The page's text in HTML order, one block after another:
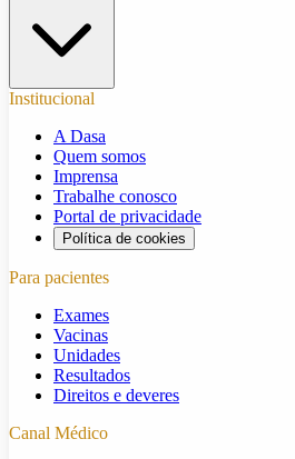
Institucional
A Dasa
Quem somos
Imprensa
Trabalhe conosco
Portal de privacidade
Política de cookies
Para pacientes
Exames
Vacinas
Unidades
Resultados
Direitos e deveres
Canal Médico